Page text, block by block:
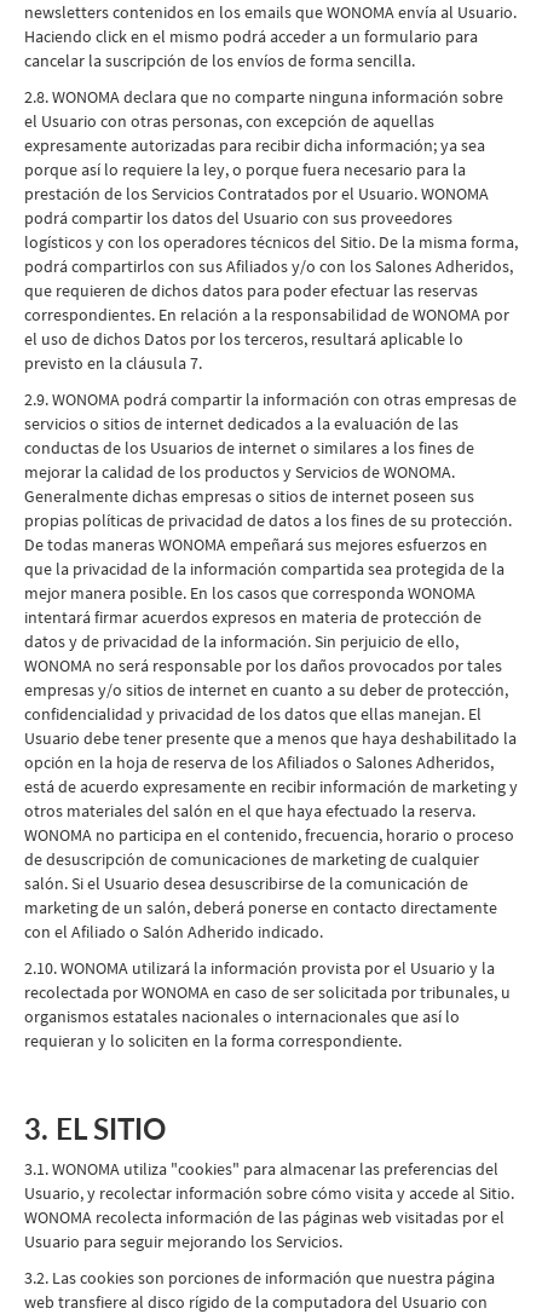
newsletters contenidos en los emails que WONOMA envía al Usuario.
Haciendo click en el mismo podrá acceder a un formulario para
cancelar la suscripción de los envíos de forma sencilla.
2.8. WONOMA declara que no comparte ninguna información sobre
el Usuario con otras personas, con excepción de aquellas
expresamente autorizadas para recibir dicha información; ya sea
porque así lo requiere la ley, o porque fuera necesario para la
prestación de los Servicios Contratados por el Usuario. WONOMA
podrá compartir los datos del Usuario con sus proveedores
logísticos y con los operadores técnicos del Sitio. De la misma forma,
podrá compartirlos con sus Afiliados y/o con los Salones Adheridos,
que requieren de dichos datos para poder efectuar las reservas
correspondientes. En relación a la responsabilidad de WONOMA por
el uso de dichos Datos por los terceros, resultará aplicable lo
previsto en la cláusula 7.
2.9. WONOMA podrá compartir la información con otras empresas de
servicios o sitios de internet dedicados a la evaluación de las
conductas de los Usuarios de internet o similares a los fines de
mejorar la calidad de los productos y Servicios de WONOMA.
Generalmente dichas empresas o sitios de internet poseen sus
propias políticas de privacidad de datos a los fines de su protección.
De todas maneras WONOMA empeñará sus mejores esfuerzos en
que la privacidad de la información compartida sea protegida de la
mejor manera posible. En los casos que corresponda WONOMA
intentará firmar acuerdos expresos en materia de protección de
datos y de privacidad de la información. Sin perjuicio de ello,
WONOMA no será responsable por los daños provocados por tales
empresas y/o sitios de internet en cuanto a su deber de protección,
confidencialidad y privacidad de los datos que ellas manejan. El
Usuario debe tener presente que a menos que haya deshabilitado la
opción en la hoja de reserva de los Afiliados o Salones Adheridos,
está de acuerdo expresamente en recibir información de marketing y
otros materiales del salón en el que haya efectuado la reserva.
WONOMA no participa en el contenido, frecuencia, horario o proceso
de desuscripción de comunicaciones de marketing de cualquier
salón. Si el Usuario desea desuscribirse de la comunicación de
marketing de un salón, deberá ponerse en contacto directamente
con el Afiliado o Salón Adherido indicado.
2.10. WONOMA utilizará la información provista por el Usuario y la
recolectada por WONOMA en caso de ser solicitada por tribunales, u
organismos estatales nacionales o internacionales que así lo
requieran y lo soliciten en la forma correspondiente.
3. EL SITIO
3.1. WONOMA utiliza "cookies" para almacenar las preferencias del
Usuario, y recolectar información sobre cómo visita y accede al Sitio.
WONOMA recolecta información de las páginas web visitadas por el
Usuario para seguir mejorando los Servicios.
3.2. Las cookies son porciones de información que nuestra página
web transfiere al disco rígido de la computadora del Usuario con